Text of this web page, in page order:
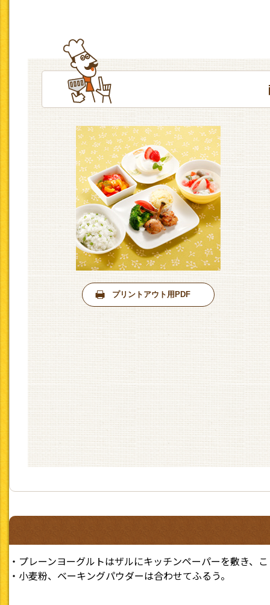
プリントアウト用PDF
・プレーンヨーグルトはザルにキッチンペーパーを敷き、
・小麦粉、ベーキングパウダーは合わせてふるう。